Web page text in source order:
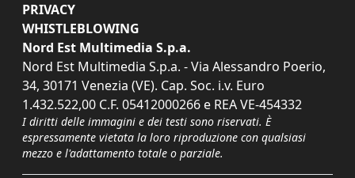
PRIVACY
WHISTLEBLOWING
Nord Est Multimedia S.p.a.
Nord Est Multimedia S.p.a. - Via Alessandro Poerio,
34, 30171 Venezia (VE). Cap. Soc. i.v. Euro
1.432.522,00 C.F. 05412000266 e REA VE-454332
I diritti delle immagini e dei testi sono riservati. È
espressamente vietata la loro riproduzione con qualsiasi
mezzo e l'adattamento totale o parziale.